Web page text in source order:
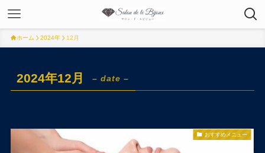
ホーム 2024年 12月
2024年12月 – date –
おすすめメニュー